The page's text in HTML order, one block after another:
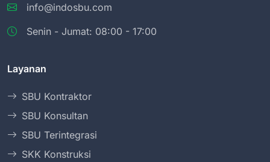
info@indosbu.com
Senin - Jumat: 08:00 - 17:00
Layanan
SBU Kontraktor
SBU Konsultan
SBU Terintegrasi
SKK Konstruksi